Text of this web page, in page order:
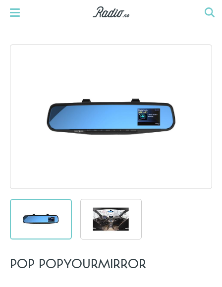
POP POPYOURMIRROR